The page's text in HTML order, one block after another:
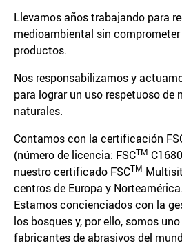
Llevamos años trabajando para
medioambiental sin
productos.
Nos responsabilizamos y
para lograr un uso respetuoso de
naturales.
Contamos con la certificación
(número de licencia: FSCTM
nuestro certificado FSCTM
centros de Europa y Norteamérica.
Estamos concienciados con la
los bosques y, por ello, somos
fabricantes de abrasivos del